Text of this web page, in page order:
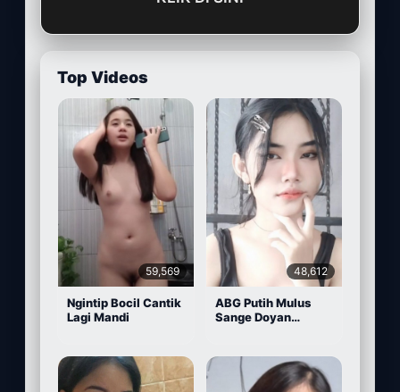
Top Videos
59,569
Ngintip Bocil Cantik
Lagi Mandi
48,612
ABG Putih Mulus
Sange Doyan